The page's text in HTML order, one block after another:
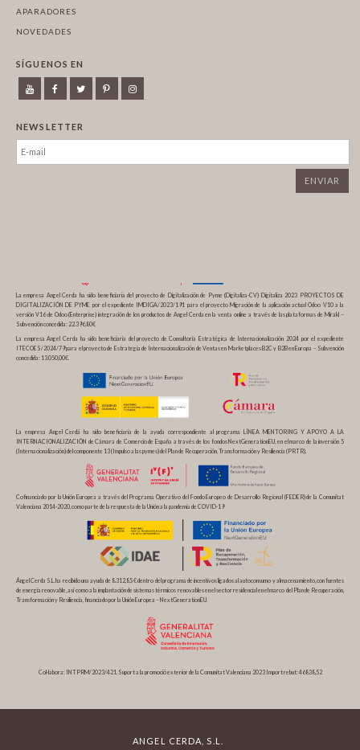
APARADORES
NOVEDADES
SÍGUENOS EN
NEWSLETTER
La empresa Angel Cerda ha sido beneficiaria del proyecto de Digitalización de Pyme (Digitaliza-CV) Digitaliza 2023 PROYECTOS DE
DIGITALIZACIÓN DE PYME por el expediente IMDIGA/2023/191 para el proyecto Migración de la aplicación actual Odoo V10 a la
versión V16 de Odoo (Enterprise) integración de los productos de Angel Cerda en la venta online a través de las plataformas de Mirakl –
Subvención concedida: 22.396,80€
La empresa Angel Cerda ha sido beneficiaria del proyecto de Consultoría Estratégica de Internacionalización 2024 por el expediente
ITECOES/2024/79 para el proyecto de Estrategia de Internacionalización de Ventas en Marketplaces B2C y B2B en Europa – Subvención
concedida: 13.050,00€.
La empresa Angel Cerdá ha sido beneficiaria de la ayuda correspondiente al programa LÍNEA MENTORING Y APOYO A LA
INTERNACIONALIZACIÓN de Cámara de Comercio de España a través de los fondos NextGenerationEU, en el marco de la inversión 5
(Internacionalización) del componente 13 (Impulso a las pymes) del Plan de Recuperación, Transformación y Resiliencia (PRTR).
Cofinanciado por la Unión Europea a través del Programa Operativo del Fondo Europeo de Desarrollo Regional (FEDER) de la Comunitat
Valenciana 2014-2020, como parte de la respuesta de la Unión a la pandemia de COVID-19
Ángel Cerda S.L. ha recibido una ayuda de 8.312,85 € dentro del programa de incentivos ligados al autoconsumo y almacenamiento, con fuentes
de energía renovable, así como a la implantación de sistemas térmicos renovables en el sector residencial en el marco del Plan de Recuperación,
Transformación y Resiliencia, financiado por la Unión Europea – NextGenerationEU.
Col·labora: INTPRM/2023/421. Suport a la promoció exterior de la Comunitat Valenciana 2023 Import rebut: 46838,52
ANGEL CERDA, S.L.